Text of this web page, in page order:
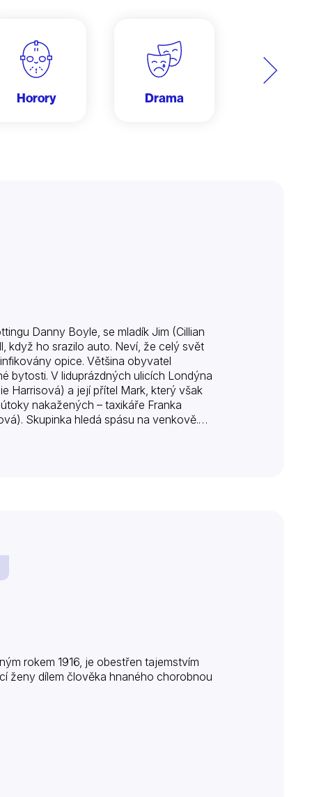
Další
Horory
Drama
Danny Boyle, se mladík Jim (Cillian
když ho srazilo auto. Neví, že celý svět
opice. Většina obyvatel
bytosti. V liduprázdných ulicích Londýna
Harrisová) a její přítel Mark, který však
nakažených – taxikáře Franka
Skupinka hledá spásu na venkově.
rokem 1916, je obestřen tajemstvím
ženy dílem člověka hnaného chorobnou